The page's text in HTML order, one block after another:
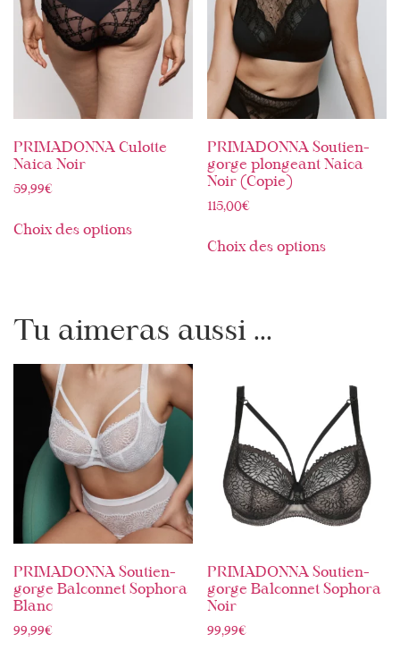
PRIMADONNA Culotte
Naica Noir
59,99€
Choix des options
PRIMADONNA Soutien-
gorge plongeant Naica
Noir (Copie)
115,00€
Choix des options
Tu aimeras aussi ...
PRIMADONNA Soutien-
gorge Balconnet Sophora
Blanc
99,99€
PRIMADONNA Soutien-
gorge Balconnet Sophora
Noir
99,99€